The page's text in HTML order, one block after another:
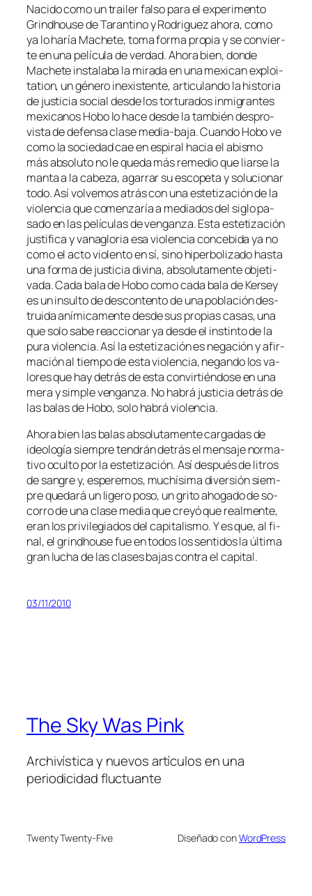
Nacido co­mo un trai­ler fal­so pa­ra el ex­pe­ri­men­to
Grindhouse de Tarantino y Rodriguez aho­ra, co­mo
ya lo ha­ría Machete, to­ma for­ma pro­pia y se con­vier­
te en una pe­lí­cu­la de ver­dad. Ahora bien, don­de
Machete ins­ta­la­ba la mi­ra­da en una me­xi­can ex­ploi­
ta­tion, un gé­ne­ro in­exis­ten­te, ar­ti­cu­lan­do la his­to­ria
de jus­ti­cia so­cial des­de los tor­tu­ra­dos in­mi­gran­tes
me­xi­ca­nos Hobo lo ha­ce des­de la tam­bién des­pro­
vis­ta de de­fen­sa cla­se media-baja. Cuando Hobo ve
co­mo la so­cie­dad cae en es­pi­ral ha­cia el abis­mo
más ab­so­lu­to no le que­da más re­me­dio que liar­se la
man­ta a la ca­be­za, aga­rrar su es­co­pe­ta y so­lu­cio­nar
to­do. Así vol­ve­mos atrás con una es­te­ti­za­ción de la
vio­len­cia que co­men­za­ría a me­dia­dos del si­glo pa­
sa­do en las pe­lí­cu­las de ven­gan­za. Esta es­te­ti­za­ción
jus­ti­fi­ca y va­na­glo­ria esa vio­len­cia con­ce­bi­da ya no
co­mo el ac­to vio­len­to en sí, sino hi­per­bo­li­za­do has­ta
una for­ma de jus­ti­cia di­vi­na, ab­so­lu­ta­men­te ob­je­ti­
va­da. Cada ba­la de Hobo co­mo ca­da ba­la de Kersey
es un in­sul­to de des­con­ten­to de una po­bla­ción des­
trui­da aní­mi­ca­men­te des­de sus pro­pias ca­sas, una
que so­lo sa­be reac­cio­nar ya des­de el ins­tin­to de la
pu­ra vio­len­cia. Así la es­te­ti­za­ción es ne­ga­ción y afir­
ma­ción al tiem­po de es­ta vio­len­cia, ne­gan­do los va­
lo­res que hay de­trás de es­ta con­vir­tién­do­se en una
me­ra y sim­ple ven­gan­za. No ha­brá jus­ti­cia de­trás de
las ba­las de Hobo, so­lo ha­brá violencia.
Ahora bien las ba­las ab­so­lu­ta­men­te car­ga­das de
ideo­lo­gía siem­pre ten­drán de­trás el men­sa­je nor­ma­
ti­vo ocul­to por la es­te­ti­za­ción. Así des­pués de li­tros
de san­gre y, es­pe­re­mos, mu­chí­si­ma di­ver­sión siem­
pre que­da­rá un li­ge­ro po­so, un gri­to aho­ga­do de so­
co­rro de una cla­se me­dia que cre­yó que real­men­te,
eran los pri­vi­le­gia­dos del ca­pi­ta­lis­mo. Y es que, al fi­
nal, el grindhou­se fue en to­dos los sen­ti­dos la úl­ti­ma
gran lu­cha de las cla­ses ba­jas con­tra el capital.
03/11/2010
The Sky Was Pink
Archivística y nuevos artículos en una
periodicidad fluctuante
Twenty Twenty-Five Diseñado conWordPress